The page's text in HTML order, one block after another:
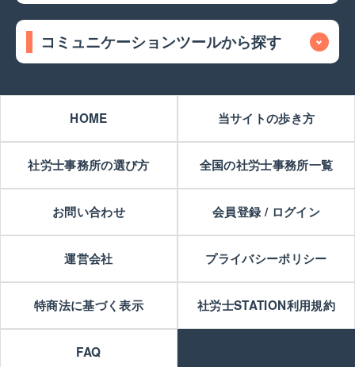
コミュニケーションツールから探す
HOME 当サイトの歩き方
社労士事務所の選び方 全国の社労士事務所一覧
お問い合わせ 会員登録 / ログイン
運営会社 プライバシーポリシー
特商法に基づく表示 社労士STATION利用規約
FAQ